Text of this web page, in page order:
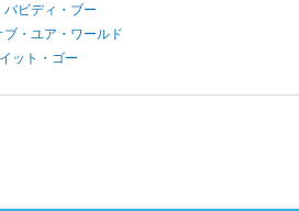
バビディ・ブー
ブ・ユア・ワールド
ット・ゴー